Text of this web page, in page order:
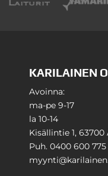
KARILAINEN
Avoinna:
ma-pe 9-17
la 10-14
Kisällintie 1, 63700
Puh. 0400 600 775